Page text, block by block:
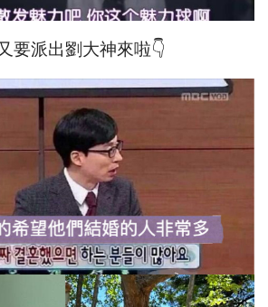
要派出劉大神來啦👇